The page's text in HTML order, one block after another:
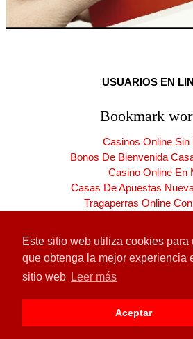
Este sitio web utiliza cookies para
que obtenga la mejor experiencia
sitio web Leer más
Aceptar
USUARIOS EN
Bookmark
Casinos Online Sin
Bonos De Bienvenida
Casino Online En
Casas De Apuestas
Tragaperras Online
CARNET DE LA PATRIA